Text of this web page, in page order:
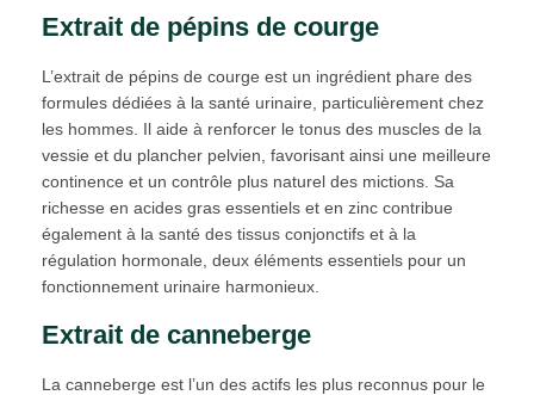
Extrait de pépins de courge
L’extrait de pépins de courge est un ingrédient phare des
formules dédiées à la santé urinaire, particulièrement chez
les hommes. Il aide à renforcer le tonus des muscles de la
vessie et du plancher pelvien, favorisant ainsi une meilleure
continence et un contrôle plus naturel des mictions. Sa
richesse en acides gras essentiels et en zinc contribue
également à la santé des tissus conjonctifs et à la
régulation hormonale, deux éléments essentiels pour un
fonctionnement urinaire harmonieux.
Extrait de canneberge
La canneberge est l’un des actifs les plus reconnus pour le